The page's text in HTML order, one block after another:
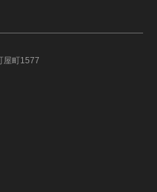
屋町1577